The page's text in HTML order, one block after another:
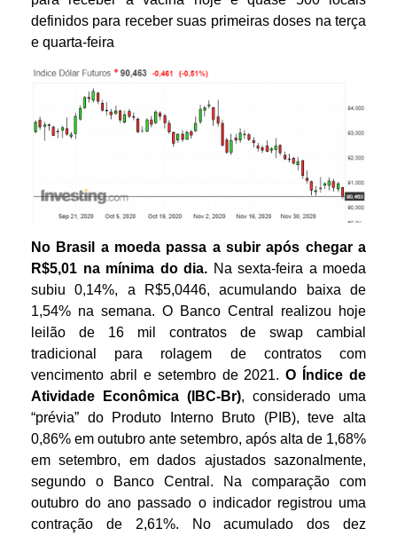
definidos para receber suas primeiras doses na terça
e quarta-feira
No Brasil a moeda passa a subir após chegar a
R$5,01 na mínima do dia. Na sexta-feira a moeda
subiu 0,14%, a R$5,0446, acumulando baixa de
1,54% na semana. O Banco Central realizou hoje
leilão de 16 mil contratos de swap cambial
tradicional para rolagem de contratos com
vencimento abril e setembro de 2021.O Índice de
Atividade Econômica (IBC-Br), considerado uma
“prévia” do Produto Interno Bruto (PIB), teve alta
0,86% em outubro ante setembro, após alta de 1,68%
em setembro, em dados ajustados sazonalmente,
segundo o Banco Central. Na comparação com
outubro do ano passado o indicador registrou uma
contração de 2,61%. No acumulado dos dez